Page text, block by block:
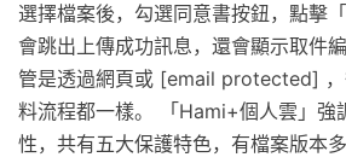
選擇檔案後，勾選同意書按鈕，點擊
會跳出上傳成功訊息，還會顯示取件
管是透過網頁或 [email protected] ，
料流程都一樣。 「Hami+個人雲」強
性，共有五大保護特色，有檔案版本